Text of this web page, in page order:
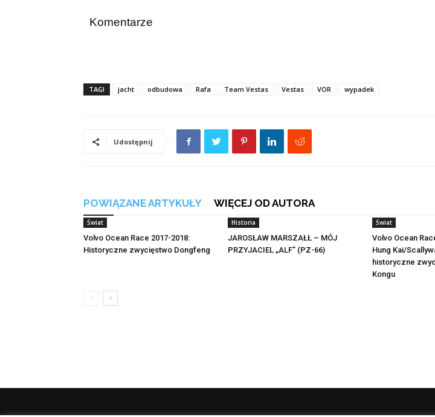
Komentarze
TAGI jacht odbudowa Rafa Team Vestas Vestas VOR wypadek
Udostępnij
POWIĄZANE ARTYKUŁY WIĘCEJ OD AUTORA
Świat
Volvo Ocean Race 2017-2018:
Historyczne zwycięstwo Dongfeng
Historia
JAROSŁAW MARSZAŁŁ – MÓJ
PRZYJACIEL „ALF” (PZ-66)
Świat
Volvo Ocean
Hung Kai/
historyczne
Kongu